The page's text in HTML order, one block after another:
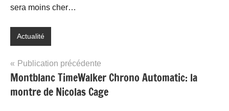
sera moins cher…
Actualité
Navigation
de
l’article
Publication précédente
Montblanc TimeWalker Chrono Automatic: la
montre de Nicolas Cage